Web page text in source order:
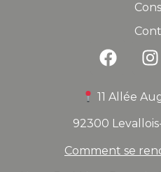
11 Allée
92300
Comment se